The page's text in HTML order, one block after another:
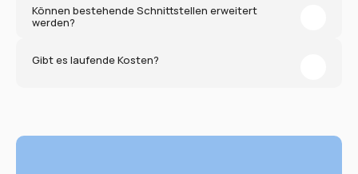
Können bestehende Schnittstellen erweitert
werden?
Gibt es laufende Kosten?